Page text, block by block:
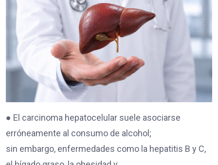
● El carcinoma hepatocelular suele asociarse
erróneamente al consumo de alcohol;
sin embargo, enfermedades como la hepatitis B y C,